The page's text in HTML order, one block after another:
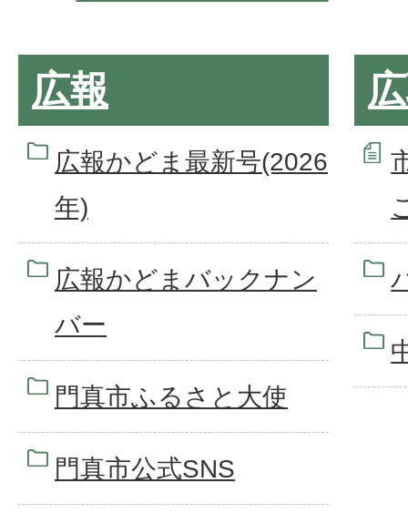
広報
広報かどま最新号(2026
年)
広報かどまバックナン
バー
門真市ふるさと大使
門真市公式SNS